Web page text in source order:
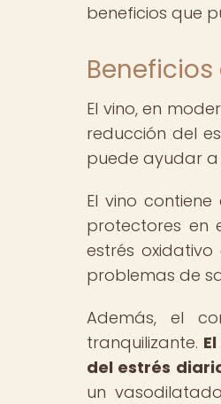
beneficios que
El vino, en
reducción del
puede ayudar a
El vino
protectores en
estrés
problemas de
Además, el
tranquilizante.
del estrés
un